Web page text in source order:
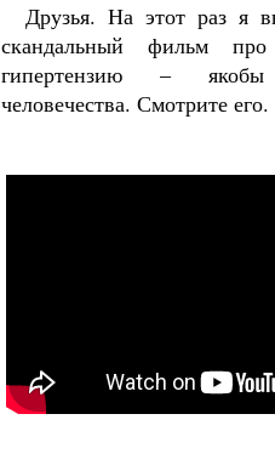
Друзья. На этот раз я
скандальный фильм про
гипертензию –
человечества. Смотрите его.